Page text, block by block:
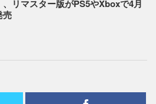
、リマスター版がPS5やXboxで4月
売